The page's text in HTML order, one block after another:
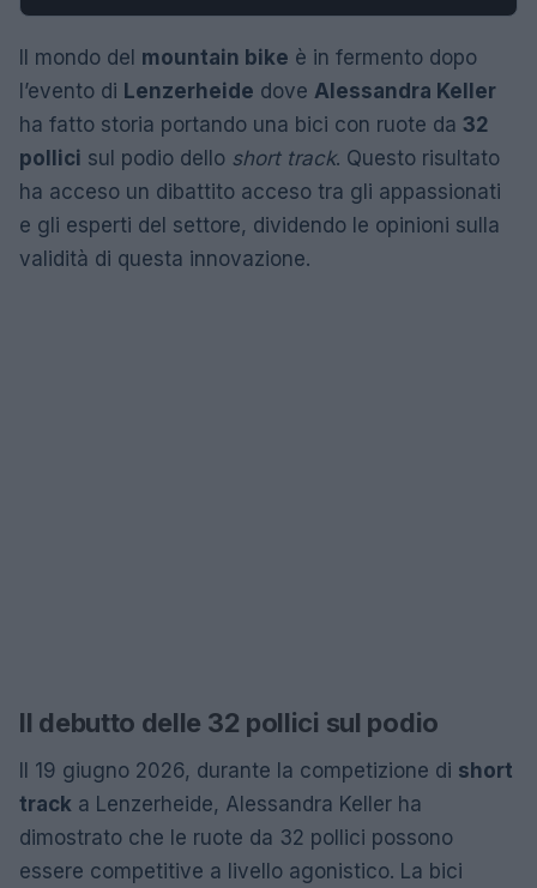
Il mondo del mountain bike è in fermento dopo
l’evento di Lenzerheide dove Alessandra Keller
ha fatto storia portando una bici con ruote da 32
pollici sul podio dello short track. Questo risultato
ha acceso un dibattito acceso tra gli appassionati
e gli esperti del settore, dividendo le opinioni sulla
validità di questa innovazione.
Il debutto delle 32 pollici sul podio
Il 19 giugno 2026, durante la competizione di short
track a Lenzerheide, Alessandra Keller ha
dimostrato che le ruote da 32 pollici possono
essere competitive a livello agonistico. La bici